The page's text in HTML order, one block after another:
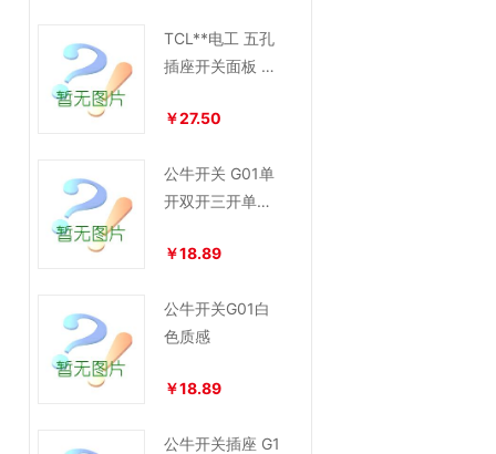
TCL**电工 五孔
插座开关面板 8
￥27.50
公牛开关 G01单
开双开三开单控
感北欧简约
￥18.89
公牛开关G01白
色质感
￥18.89
公牛开关插座 G1